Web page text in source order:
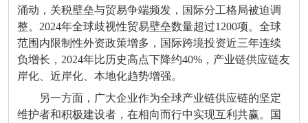
涌动，关税壁垒与贸易争端频发，国际分工格局被迫调
整。2024年全球歧视性贸易壁垒数量超过1200项。全球
范围内限制性外资政策增多，国际跨境投资近三年连续
负增长，2024年比历史高点下降约40%，产业链供应链友
岸化、近岸化、本地化趋势增强。
另一方面，广大企业作为全球产业链供应链的坚定
维护者和积极建设者，在相向而行中实现互利共赢。国